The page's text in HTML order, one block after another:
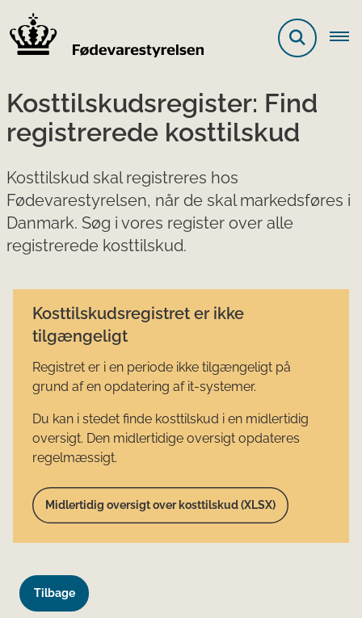
Kosttilskudsregister: Find
registrerede kosttilskud
Kosttilskud skal registreres hos
Fødevarestyrelsen, når de skal markedsføres i
Danmark. Søg i vores register over alle
registrerede kosttilskud.
Kosttilskudsregistret er ikke
tilgængeligt
Registret er i en periode ikke tilgængeligt på
grund af en opdatering af it-systemer.
Du kan i stedet finde kosttilskud i en midlertidig
oversigt. Den midlertidige oversigt opdateres
regelmæssigt.
Midlertidig oversigt over kosttilskud (XLSX)
Tilbage